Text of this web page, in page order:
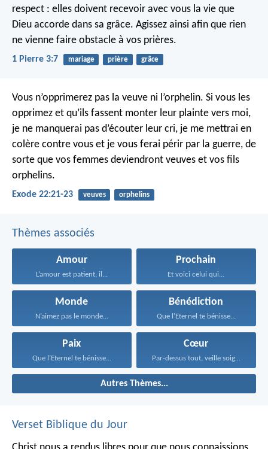
respect : elles doivent recevoir avec vous la vie que
Dieu accorde dans sa grâce. Agissez ainsi afin que rien
ne vienne faire obstacle à vos prières.
1 Pierre 3:7 mariage prière grâce
Vous n’opprimerez pas la veuve ni l’orphelin. Si vous les
opprimez et qu’ils fassent monter leur plainte vers moi,
je ne manquerai pas d’écouter leur cri, je me mettrai en
colère contre vous et je vous ferai périr par la guerre, de
sorte que vos femmes deviendront veuves et vos fils
orphelins.
Exode 22:21-23 veuves orphelins
Thèmes associés
Amour
L’amour est patient, il...
Prochain
Et voici celui qui...
Monde
N’aimez pas le monde...
Bénédiction
Que l’Eternel te bénisse...
Paix
Que l’Eternel te bénisse...
Cœur
Par-dessus tout, veille soigneusement...
Autres Thèmes...
Verset Biblique du Jour